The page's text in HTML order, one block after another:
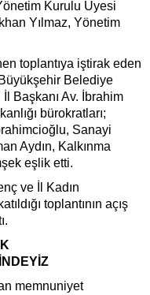
Kurulu Üyesi
Yılmaz, Yönetim
toplantıya iştirak eden
Belediye
Başkanı Av. İbrahim
bürokratları;
Sanayi
Aydın, Kalkınma
eşlik etti.
ve İl Kadın
toplantının açış
memnuniyet